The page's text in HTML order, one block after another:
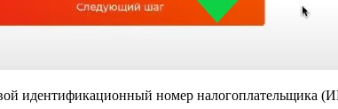
идентификационный номер налогоплательщика